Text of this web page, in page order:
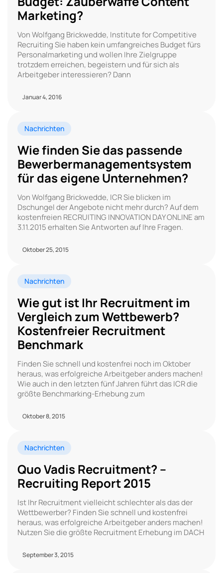
Marketing?
Von Wolfgang Brickwedde, Institute for Competitive
Recruiting Sie haben kein umfangreiches Budget fürs
Personalmarketing und wollen Ihre Zielgruppe
trotzdem erreichen, begeistern und für sich als
Arbeitgeber interessieren? Dann
Januar 4, 2016
Nachrichten
Wie finden Sie das passende
Bewerbermanagementsystem
für das eigene Unternehmen?
Von Wolfgang Brickwedde, ICR Sie blicken im
Dschungel der Angebote nicht mehr durch? Auf dem
kostenfreien RECRUITING INNOVATION DAY ONLINE am
3.11.2015 erhalten Sie Antworten auf Ihre Fragen.
Oktober 25, 2015
Nachrichten
Wie gut ist Ihr Recruitment im
Vergleich zum Wettbewerb?
Kostenfreier Recruitment
Benchmark
Finden Sie schnell und kostenfrei noch im Oktober
heraus, was erfolgreiche Arbeitgeber anders machen!
Wie auch in den letzten fünf Jahren führt das ICR die
größte Benchmarking-Erhebung zum
Oktober 8, 2015
Nachrichten
Quo Vadis Recruitment? –
Recruiting Report 2015
Ist Ihr Recruitment vielleicht schlechter als das der
Wettbewerber? Finden Sie schnell und kostenfrei
heraus, was erfolgreiche Arbeitgeber anders machen!
Nutzen Sie die größte Recruitment Erhebung im DACH
September 3, 2015